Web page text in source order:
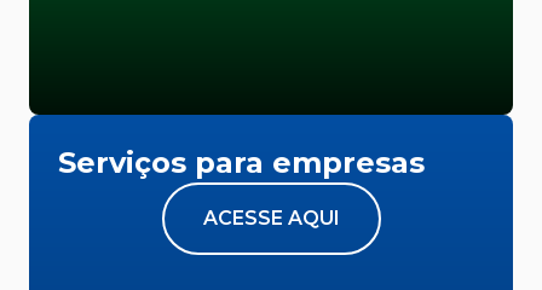
Serviços para empresas
ACESSE AQUI